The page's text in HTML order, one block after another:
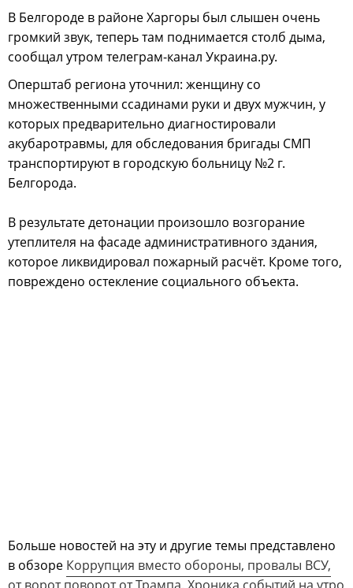
В Белгороде в районе Харгоры был слышен очень
громкий звук, теперь там поднимается столб дыма,
сообщал утром телеграм-канал Украина.ру.
Оперштаб региона уточнил: женщину со
множественными ссадинами руки и двух мужчин, у
которых предварительно диагностировали
акубаротравмы, для обследования бригады СМП
транспортируют в городскую больницу №2 г.
Белгорода.
В результате детонации произошло возгорание
утеплителя на фасаде административного здания,
которое ликвидировал пожарный расчёт. Кроме того,
повреждено остекление социального объекта.
Больше новостей на эту и другие темы представлено
в обзоре Коррупция вместо обороны, провалы ВСУ,